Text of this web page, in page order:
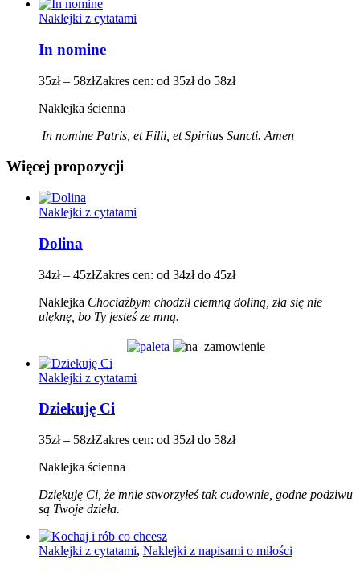
Naklejki z cytatami
In nomine
35zł – 58złZakres cen: od 35zł do 58zł
Naklejka ścienna
In nomine Patris, et Filii, et Spiritus Sancti. Amen
Więcej propozycji
Naklejki z cytatami
Dolina
34zł – 45złZakres cen: od 34zł do 45zł
Naklejka Chociażbym chodził ciemną doliną, zła się nie
ulęknę, bo Ty jesteś ze mną.
Naklejki z cytatami
Dziekuję Ci
35zł – 58złZakres cen: od 35zł do 58zł
Naklejka ścienna
Dziękuję Ci, że mnie stworzyłeś tak cudownie, godne podziwu
są Twoje dzieła.
Naklejki z cytatami, Naklejki z napisami o miłości